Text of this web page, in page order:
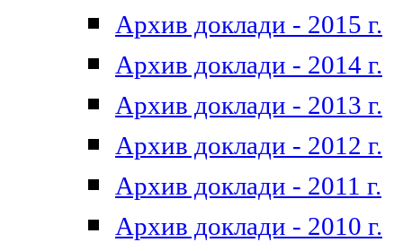
Архив доклади - 2015 г.
Архив доклади - 2014 г.
Архив доклади - 2013 г.
Архив доклади - 2012 г.
Архив доклади - 2011 г.
Архив доклади - 2010 г.